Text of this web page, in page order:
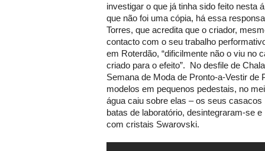
investigar o que já tinha sido feito nesta
que não foi uma cópia, há essa
Torres, que acredita que o criador,
contacto com o seu trabalho
em Roterdão, “dificilmente não o viu no
criado para o efeito”. No desfile de
Semana de Moda de Pronto-a-Vestir de
modelos em pequenos pedestais, no
água caiu sobre elas – os seus
batas de laboratório, desintegraram-se
com cristais Swarovski.